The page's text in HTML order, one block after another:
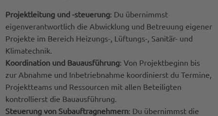
Projektleitung und -steuerung: Du übernimmst
eigenverantwortlich die Abwicklung und Betreuung eigener
Projekte im Bereich Heizungs-, Lüftungs-, Sanitär- und
Klimatechnik.
Koordination und Bauausführung: Von Projektbeginn bis
zur Abnahme und Inbetriebnahme koordinierst du Termine,
Projektteams und Ressourcen mit allen Beteiligten
kontrollierst die Bauausführung.
Steuerung von Subauftragnehmern: Du übernimmst die